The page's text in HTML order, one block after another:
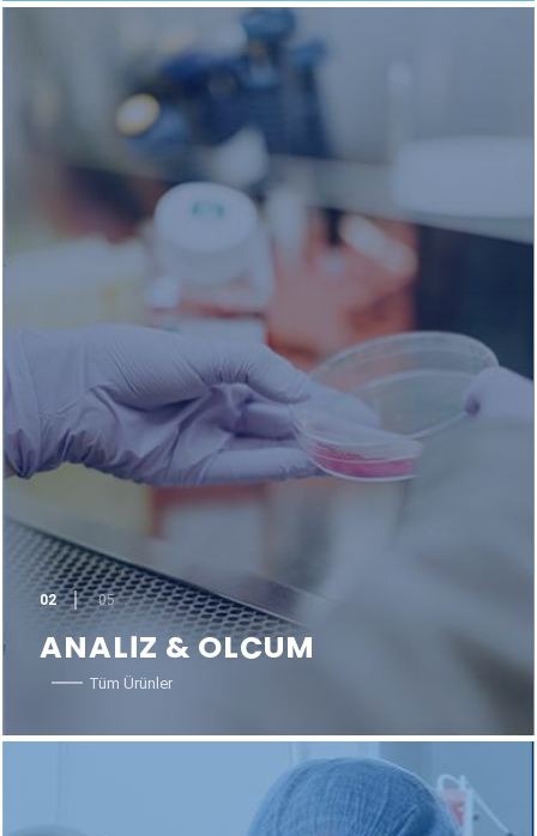
02 05
ANALİZ & ÖLÇÜM
Tüm Ürünler